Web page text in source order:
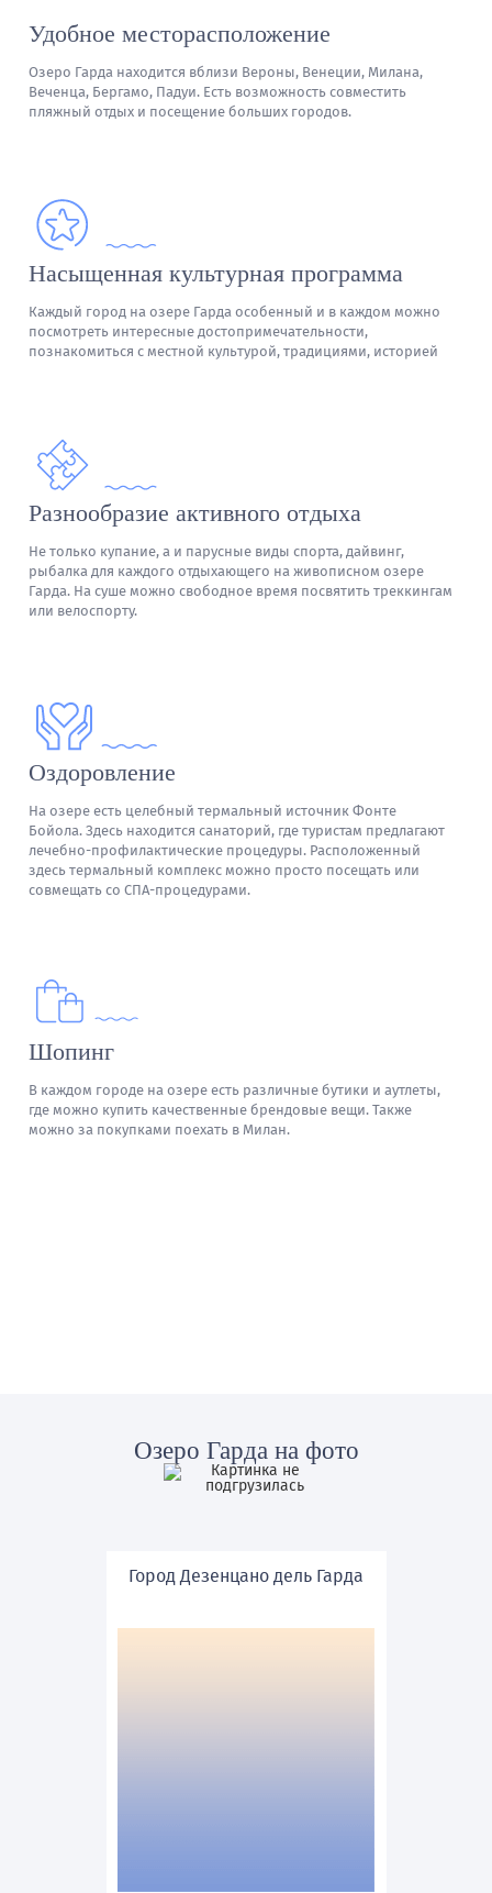
Удобное месторасположение
Озеро Гарда находится вблизи Вероны, Венеции, Милана,
Веченца, Бергамо, Падуи. Есть возможность совместить
пляжный отдых и посещение больших городов.
Насыщенная культурная программа
Каждый город на озере Гарда особенный и в каждом можно
посмотреть интересные достопримечательности,
познакомиться с местной культурой, традициями, историей
Разнообразие активного отдыха
Не только купание, а и парусные виды спорта, дайвинг,
рыбалка для каждого отдыхающего на живописном озере
Гарда. На суше можно свободное время посвятить треккингам
или велоспорту.
Оздоровление
На озере есть целебный термальный источник Фонте
Бойола. Здесь находится санаторий, где туристам предлагают
лечебно-профилактические процедуры. Расположенный
здесь термальный комплекс можно просто посещать или
совмещать со СПА-процедурами.
Шопинг
В каждом городе на озере есть различные бутики и аутлеты,
где можно купить качественные брендовые вещи. Также
можно за покупками поехать в Милан.
Озеро Гарда на фото
Город Дезенцано дель Гарда